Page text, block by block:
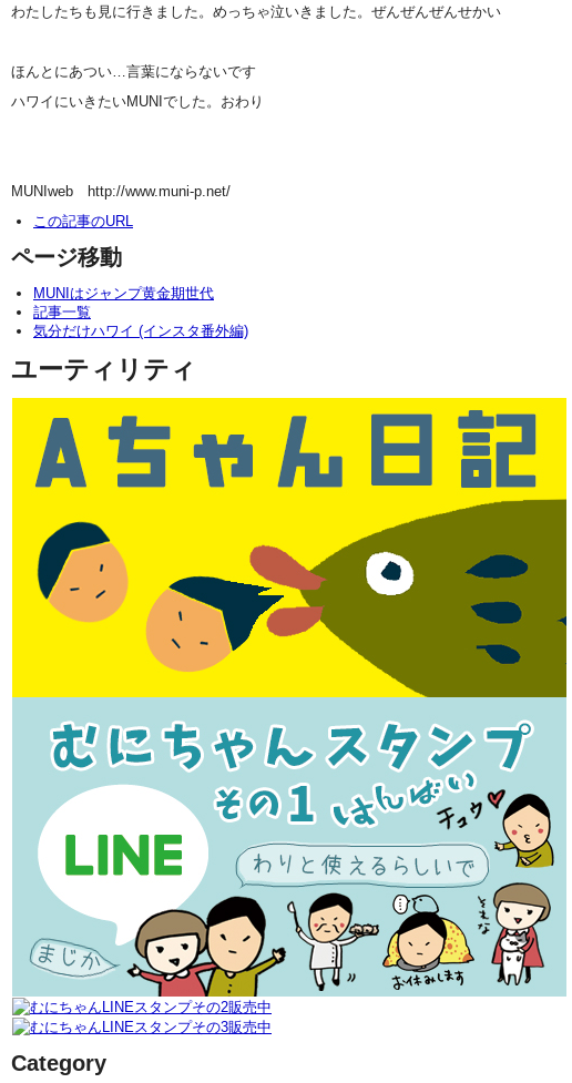
わたしたちも見に行きました。めっちゃ泣いきました。ぜんぜんぜんせかい
ほんとにあつい…言葉にならないです
ハワイにいきたいMUNIでした。おわり
MUNIweb http://www.muni-p.net/
この記事のURL
ページ移動
MUNIはジャンプ黄金期世代
記事一覧
気分だけハワイ (インスタ番外編)
ユーティリティ
Category